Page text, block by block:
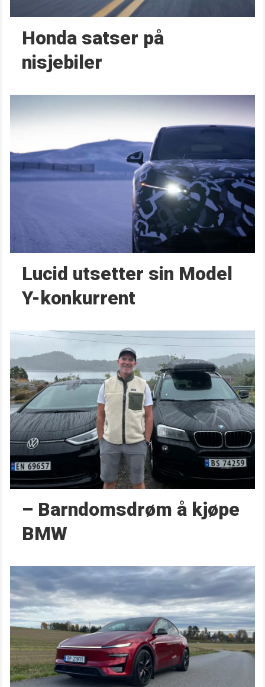
Honda satser på
nisjebiler
Lucid utsetter sin Model
Y-konkurrent
– Barndoms­drøm å kjøpe
BMW